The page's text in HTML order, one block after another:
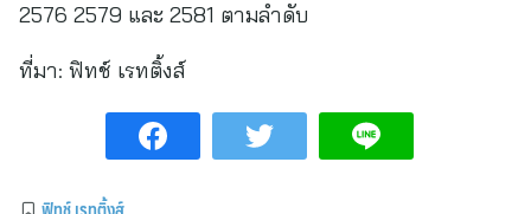
2576 2579 และ 2581 ตามลำดับ
ที่มา: ฟิทช์ เรทติ้งส์